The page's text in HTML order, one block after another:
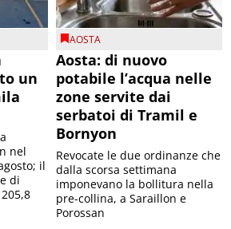
un
nel
il
di
AOSTA
Aosta: di nuovo
potabile l’acqua nelle
zone servite dai
serbatoi di Tramil e
Bornyon
Revocate le due ordinanze che
dalla scorsa settimana
imponevano la bollitura nella
pre-collina, a Saraillon e
Porossan